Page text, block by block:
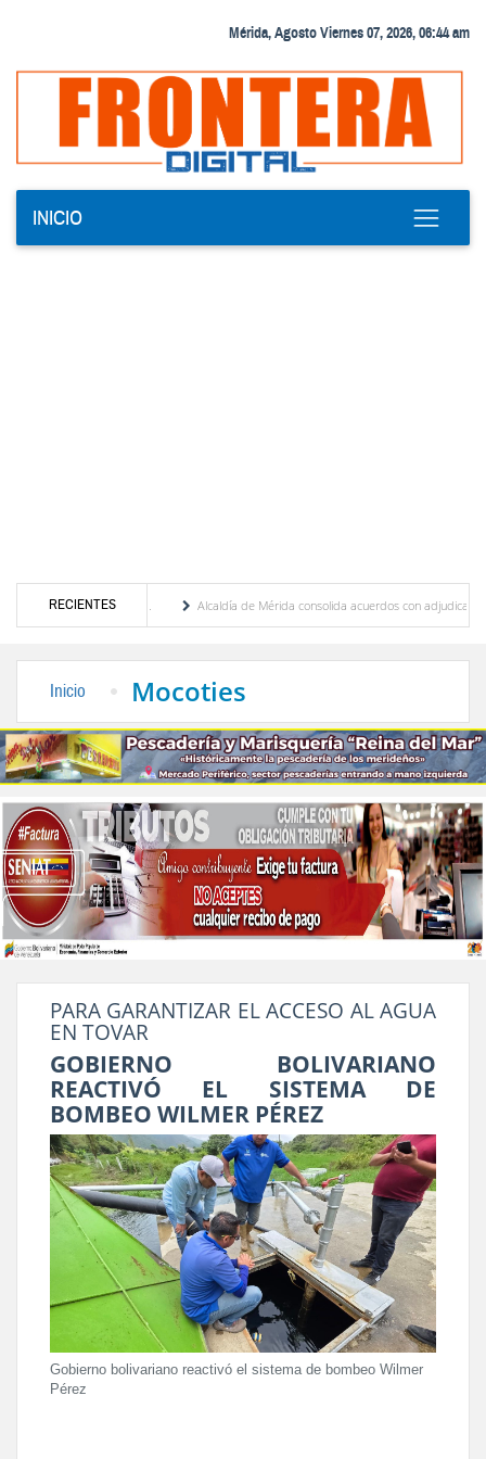
Mérida, Agosto Viernes 07, 2026, 06:44 am
INICIO
RECIENTES
Febres Cordero R.
Alcaldía de Mérida consolida acuerdos con adjudicatarios del
Inicio Mocoties
PARA GARANTIZAR EL ACCESO AL AGUA
EN TOVAR
GOBIERNO BOLIVARIANO
REACTIVÓ EL SISTEMA DE
BOMBEO WILMER PÉREZ
Gobierno bolivariano reactivó el sistema de bombeo Wilmer
Pérez